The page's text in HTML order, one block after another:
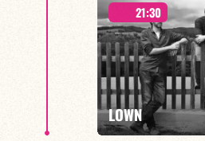
EXPERIMENT
21:30
LOWN